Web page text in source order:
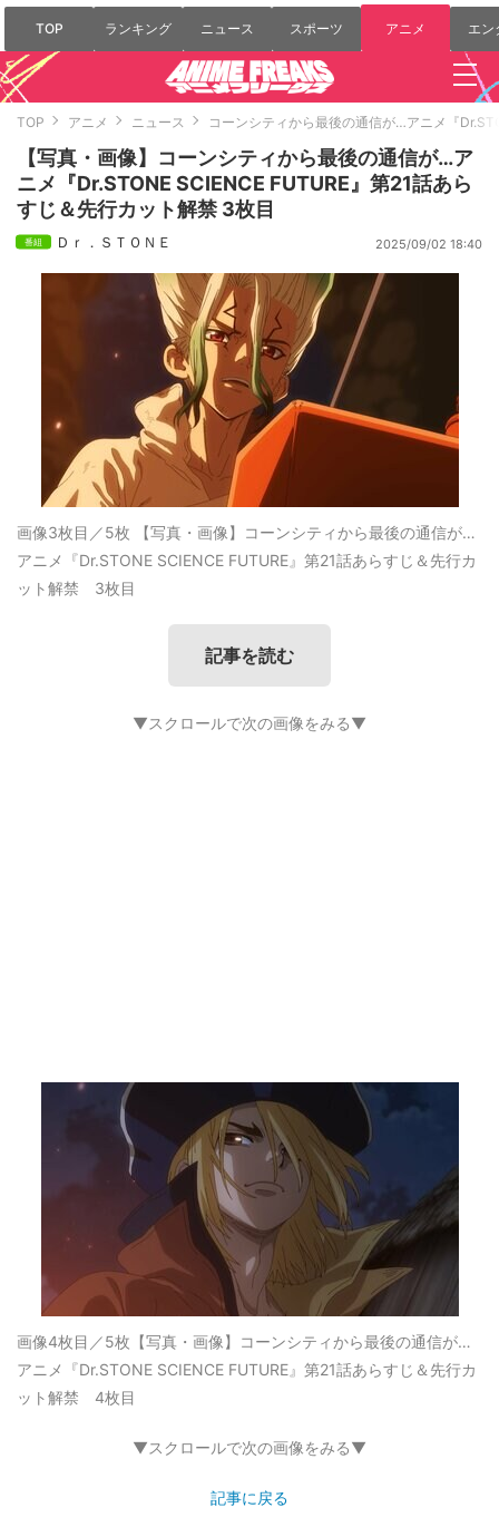
TOP ランキング ニュース スポーツ アニメ エン
TOP アニメ ニュース コーンシティから最後の通信が…アニメ『
【写真・画像】コーンシティから最後の通信が…ア
ニメ『Dr.STONE SCIENCE FUTURE』第21話あら
すじ＆先行カット解禁 3枚目
Ｄｒ．ＳＴＯＮＥ 2025/09/02 18:40
画像3枚目／5枚 【写真・画像】コーンシティから最後の通信が…
アニメ『Dr.STONE SCIENCE FUTURE』第21話あらすじ＆先行カ
ット解禁 3枚目
記事を読む
▼スクロールで次の画像をみる▼
画像4枚目／5枚 【写真・画像】コーンシティから最後の通信が…
アニメ『Dr.STONE SCIENCE FUTURE』第21話あらすじ＆先行カ
ット解禁 4枚目
▼スクロールで次の画像をみる▼
記事に戻る